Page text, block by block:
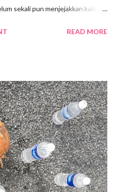
sekali pun menjejakkan kaki ke
kawasan Bukit Bintang.
Pudu masih dikekalkan
Mall ini mengenengahkan konsep
dengan tradisi Jepun dengan
, kediaman, hotel dan lain-
yang pertama di Asia
Co. Ltd.(Mitsui Fudosan) .
di Mall ini, serta
READ MORE